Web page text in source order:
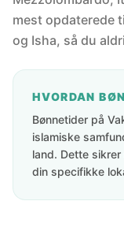
mest opdaterede
og Isha, så du
HVORDAN
Bønnetider på
islamiske
land. Dette
din specifikke